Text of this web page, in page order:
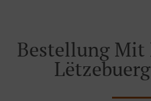
Bestellung Mit